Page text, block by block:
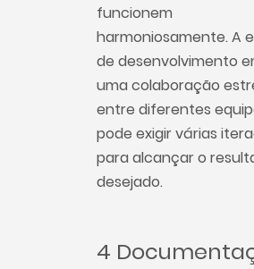
funcionem
harmoniosamente. A
de desenvolvimento
uma colaboração
entre diferentes
pode exigir várias
para alcançar o
desejado.
4